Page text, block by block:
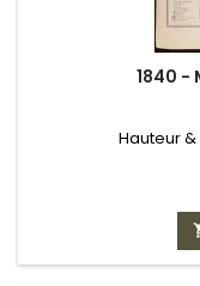
1840 -
Hauteur